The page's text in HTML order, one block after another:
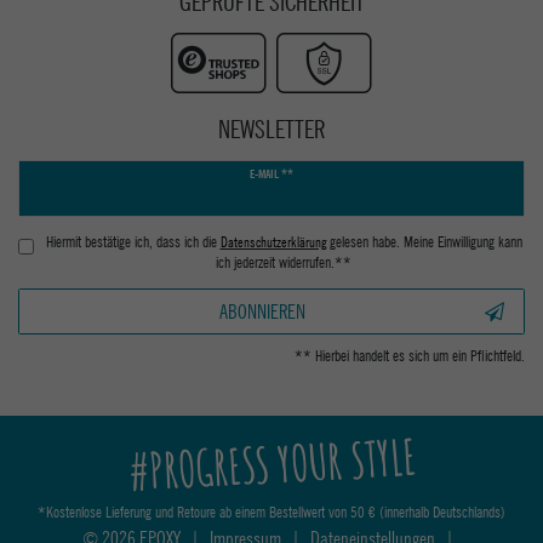
NEWSLETTER
E-MAIL **
Hiermit bestätige ich, dass ich die Daten­schutz­erklärunggelesen habe. Meine Einwilligung kann
ich jederzeit widerrufen.**
ABONNIEREN
** Hierbei handelt es sich um ein Pflichtfeld.
#PROGRESS YOUR STYLE
*Kostenlose Lieferung und Retoure ab einem Bestellwert von 50 € (innerhalb Deutschlands)
© 2026 EPOXY | Impressum | Dateneinstellungen |